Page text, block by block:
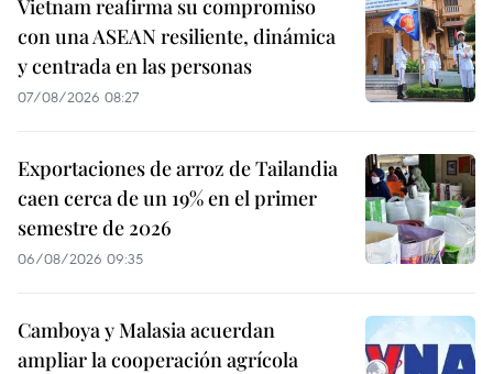
Vietnam reafirma su compromiso
con una ASEAN resiliente, dinámica
y centrada en las personas
07/08/2026 08:27
Exportaciones de arroz de Tailandia
caen cerca de un 19% en el primer
semestre de 2026
06/08/2026 09:35
Camboya y Malasia acuerdan
ampliar la cooperación agrícola